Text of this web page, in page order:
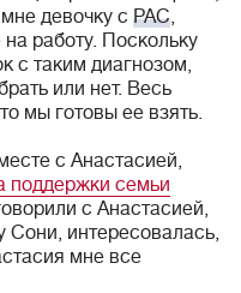
девочку с РАС,
работу. Поскольку
с таким диагнозом,
или нет. Весь
мы готовы ее взять.
с Анастасией,
поддержки семьи
с Анастасией,
Сони, интересовалась,
мне все